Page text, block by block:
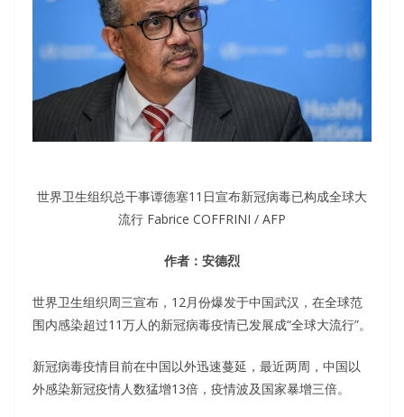
世界卫生组织总干事谭德塞11日宣布新冠病毒已构成全球大
流行 Fabrice COFFRINI / AFP
作者：安德烈
世界卫生组织周三宣布，12月份爆发于中国武汉，在全球范
围内感染超过11万人的新冠病毒疫情已发展成“全球大流行”。
新冠病毒疫情目前在中国以外迅速蔓延，最近两周，中国以
外感染新冠疫情人数猛增13倍，疫情波及国家暴增三倍。